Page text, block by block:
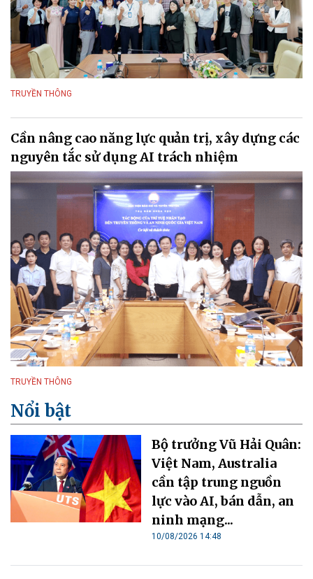
TRUYỀN THÔNG
Cần nâng cao năng lực quản trị, xây dựng các
nguyên tắc sử dụng AI trách nhiệm
TRUYỀN THÔNG
Nổi bật
Bộ trưởng Vũ Hải Quân:
Việt Nam, Australia
cần tập trung nguồn
lực vào AI, bán dẫn, an
ninh mạng...
10/08/2026 14:48